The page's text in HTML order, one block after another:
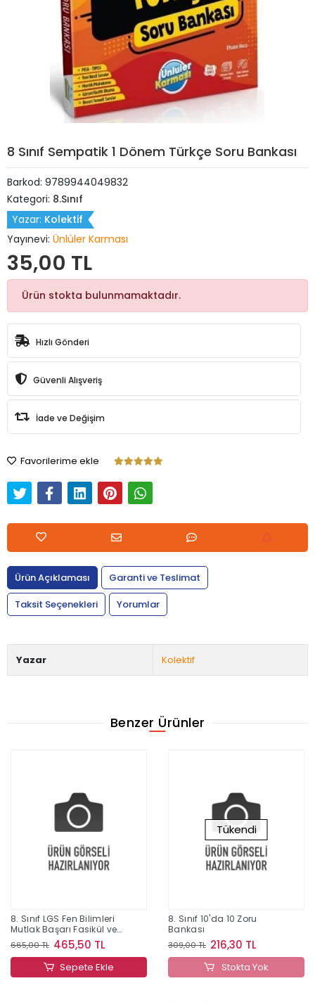
8 Sınıf Sempatik 1 Dönem Türkçe Soru Bankası
Barkod: 9789944049832
Kategori: 8.Sınıf
Yazar: Kolektif
Yayınevi: Ünlüler Karması
35,00 TL
Ürün stokta bulunmamaktadır.
Hızlı Gönderi
Güvenli Alışveriş
İade ve Değişim
Favorilerime ekle
Ürün Açıklaması
Garanti ve Teslimat
Taksit Seçenekleri
Yorumlar
Yazar Kolektif
Benzer Ürünler
8. Sınıf LGS Fen Bilimleri
Mutlak Başarı Fasikül ve
Soru Bankası
665,00 TL 465,50 TL
Sepete Ekle
Tükendi
8. Sınıf 10'da 10 Zoru
Bankası
309,00 TL 216,30 TL
Stokta Yok